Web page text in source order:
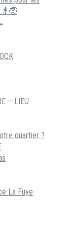
👵🧓
– LIEU
quartier ?
La Fuye